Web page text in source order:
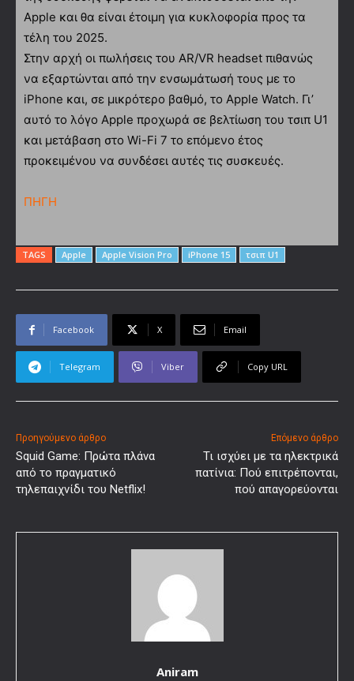
Apple και θα είναι έτοιμη για κυκλοφορία προς τα
τέλη του 2025.
Στην αρχή οι πωλήσεις του AR/VR headset πιθανώς
να εξαρτώνται από την ενσωμάτωσή τους με το
iPhone και, σε μικρότερο βαθμό, το Apple Watch. Γι’
αυτό το λόγο Apple προχωρά σε βελτίωση του τσιπ U1
και μετάβαση στο Wi-Fi 7 το επόμενο έτος
προκειμένου να συνδέσει αυτές τις συσκευές.
ΠΗΓΗ
TAGS Apple Apple Vision Pro iPhone 15 τσιπ U1
Facebook X Email
Telegram Viber Copy URL
Προηγούμενο άρθρο
Squid Game: Πρώτα πλάνα
από το πραγματικό
τηλεπαιχνίδι του Netflix!
Επόμενο άρθρο
Τι ισχύει με τα ηλεκτρικά
πατίνια: Πού επιτρέπονται,
πού απαγορεύονται
Aniram